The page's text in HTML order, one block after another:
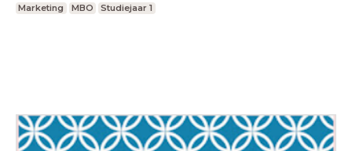
Marketing MBO Studiejaar 1